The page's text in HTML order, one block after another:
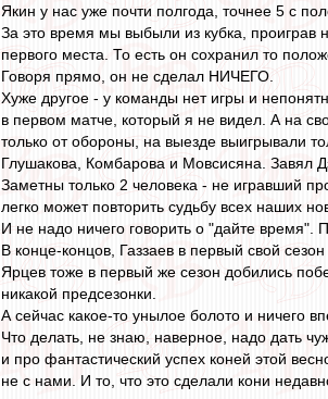
Якин у нас уже почти полгода, точнее 5 с
За это время мы выбыли из кубка, проиграв
первого места. То есть он сохранил то
Говоря прямо, он не сделал НИЧЕГО.
Хуже другое - у команды нет игры и
в первом матче, который я не видел. А на
только от обороны, на выезде выигрывали
Глушакова, Комбарова и Мовсисяна. Завял
Заметны только 2 человека - не игравший
легко может повторить судьбу всех наших
И не надо ничего говорить о "дайте время".
В конце-концов, Газзаев в первый свой
Ярцев тоже в первый же сезон добились
никакой предсезонки.
А сейчас какое-то унылое болото и ничего
Что делать, не знаю, наверное, надо дать
и про фантастический успех коней этой
не с нами. И то, что это сделали кони